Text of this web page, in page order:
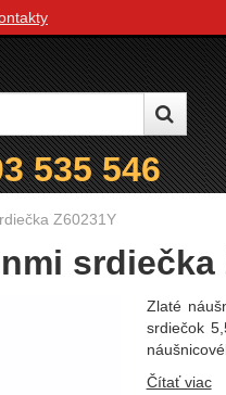
Z60231Y
srdiečka
Zlaté
srdiečok
Čítať viac
535 546